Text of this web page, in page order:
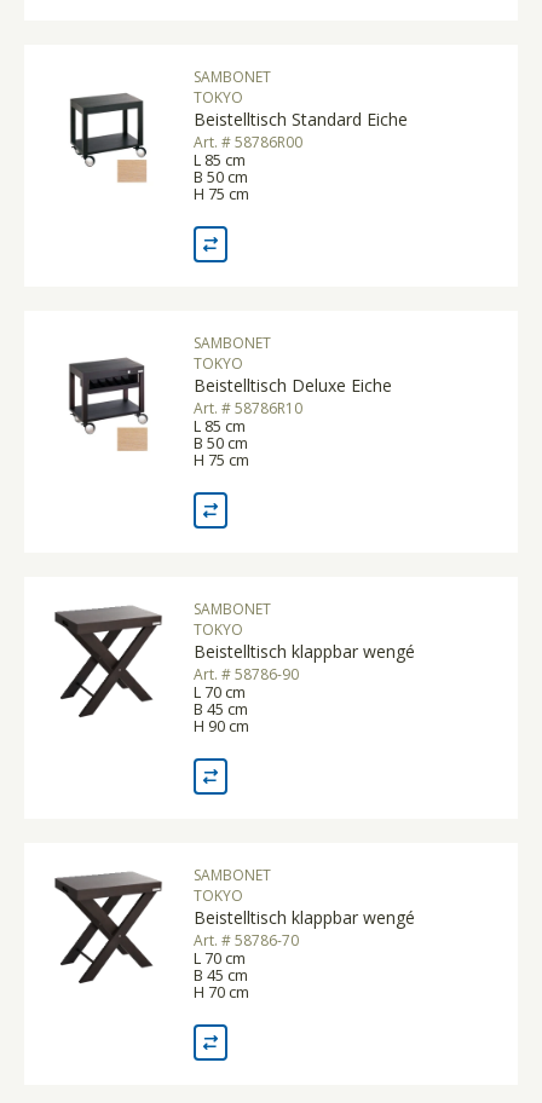
SAMBONET
TOKYO
Beistelltisch Standard Eiche
Art. # 58786R00
L 85 cm
B 50 cm
H 75 cm
SAMBONET
TOKYO
Beistelltisch Deluxe Eiche
Art. # 58786R10
L 85 cm
B 50 cm
H 75 cm
SAMBONET
TOKYO
Beistelltisch klappbar wengé
Art. # 58786-90
L 70 cm
B 45 cm
H 90 cm
SAMBONET
TOKYO
Beistelltisch klappbar wengé
Art. # 58786-70
L 70 cm
B 45 cm
H 70 cm